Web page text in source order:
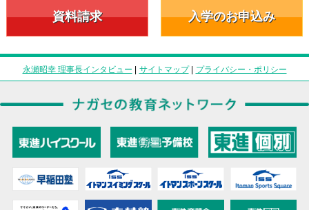
資料請求 入学のお申込み
永瀬昭幸 理事長インタビュー | サイトマップ| プライバシー・ポリシー